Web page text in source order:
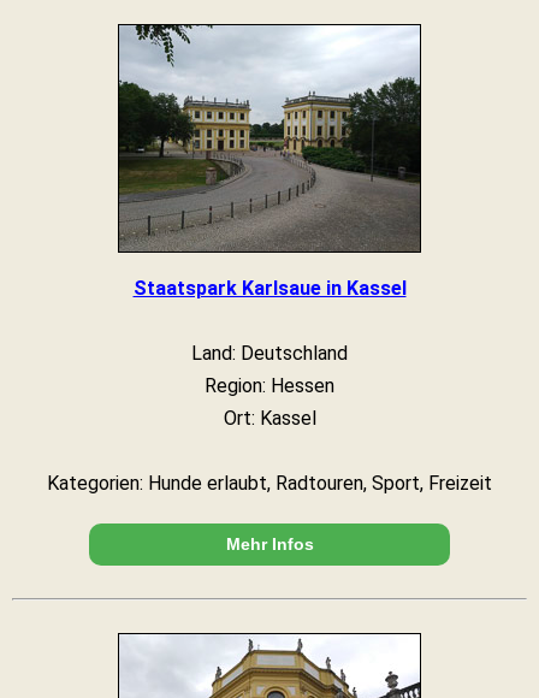
Staatspark Karlsaue in Kassel
Land: Deutschland
Region: Hessen
Ort: Kassel
Kategorien: Hunde erlaubt, Radtouren, Sport, Freizeit
Mehr Infos